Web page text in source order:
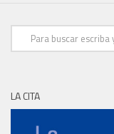
LA CITA